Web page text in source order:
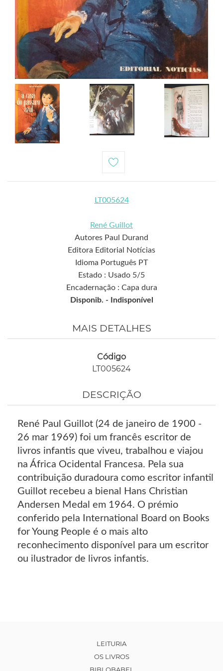
LT005624
René Guillot
Autores Paul Durand
Editora Editorial Notícias
Idioma Português PT
Estado : Usado 5/5
Encadernação : Capa dura
Disponib. -
Indisponível
MAIS DETALHES
Código
LT005624
DESCRIÇÃO
René Paul Guillot (24 de janeiro de 1900 -
26 mar 1969) foi um francês escritor de
livros infantis que viveu, trabalhou e viajou
na África Ocidental Francesa. Pela sua
contribuição duradoura como escritor infantil
Guillot recebeu a bienal Hans Christian
Andersen Medal em 1964. O prémio
conferido pela International Board on Books
for Young People é o mais alto
reconhecimento disponível para um escritor
ou ilustrador de livros infantis.
LEITURIA
OS LIVROS